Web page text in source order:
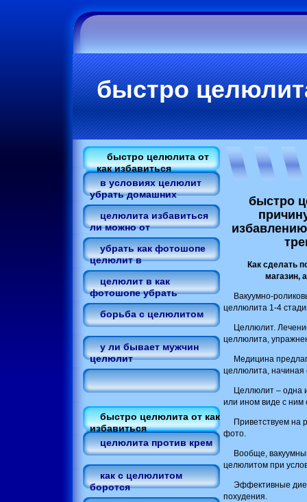
быстро
быстро целюлита от
как избавиться
в условиях целюлит
убрать домашних
целюлита избавиться
ли можно от
убрать как фотошопе
целюлит в
целюлит в как
фотошопе убрать
борьба с целюлитом
у ли бывает мужчин
целюлит
быстро целюлита от как
избавиться
целюлита против крем
как с целюлитом
боротся
быстро
Как сделать
магазин,
Вакуумно-
целлюлита 1-4
Целлюлит.
целлюлита,
Медицина
целлюлита, начиная
Целлюлит – одна
или ином виде с ним
Приветствуем на
фото.
Вообще,
целюлитом при
Эффективные
похудения.